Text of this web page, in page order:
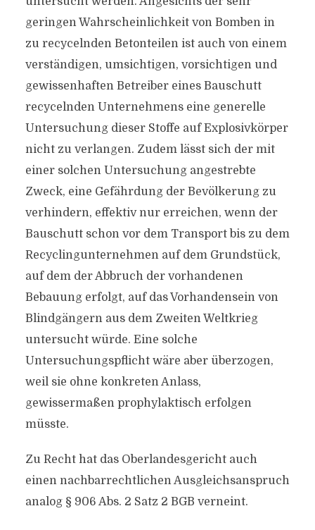
geringen Wahrscheinlichkeit von Bomben in
zu recycelnden Betonteilen ist auch von einem
verständigen, umsichtigen, vorsichtigen und
gewissenhaften Betreiber eines Bauschutt
recycelnden Unternehmens eine generelle
Untersuchung dieser Stoffe auf Explosivkörper
nicht zu verlangen. Zudem lässt sich der mit
einer solchen Untersuchung angestrebte
Zweck, eine Gefährdung der Bevölkerung zu
verhindern, effektiv nur erreichen, wenn der
Bauschutt schon vor dem Transport bis zu dem
Recyclingunternehmen auf dem Grundstück,
auf dem der Abbruch der vorhandenen
Bebauung erfolgt, auf das Vorhandensein von
Blindgängern aus dem Zweiten Weltkrieg
untersucht würde. Eine solche
Untersuchungspflicht wäre aber überzogen,
weil sie ohne konkreten Anlass,
gewissermaßen prophylaktisch erfolgen
müsste.
Zu Recht hat das Oberlandesgericht auch
einen nachbarrechtlichen Ausgleichsanspruch
analog § 906 Abs. 2 Satz 2 BGB verneint.